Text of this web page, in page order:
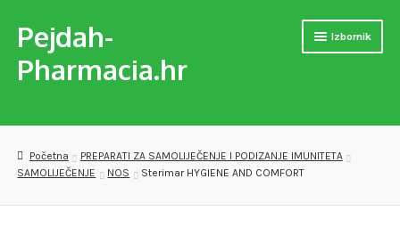
Preskoči
na
navigaciju
Skoči
do
sadržaja
Pejdah-
Pharmacia.hr
Izbornik
Početna
PREPARATI ZA SAMOLIJEČENJE I PODIZANJE IMUNITETA
SAMOLIJEČENJE
NOS Sterimar HYGIENE AND COMFORT